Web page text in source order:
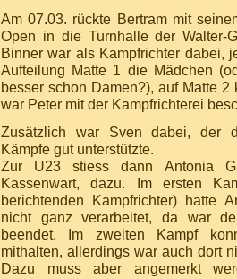
Am 07.03. rückte Bertram mit
Open in die Turnhalle der Walter-
Binner war als Kampfrichter dabei,
Aufteilung Matte 1 die Mädchen
besser schon Damen?), auf Matte 2
war Peter mit der Kampfrichterei
Zusätzlich war Sven dabei, der
Kämpfe gut unterstützte.
Zur U23 stiess dann Antonia
Kassenwart, dazu. Im ersten
berichtenden Kampfrichter) hatte
nicht ganz verarbeitet, da war
beendet. Im zweiten Kampf
mithalten, allerdings war auch dort
Dazu muss aber angemerkt